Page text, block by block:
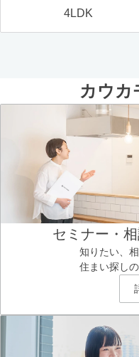
4LDK
カウカ
セミナー・
知りたい、
住まい探し